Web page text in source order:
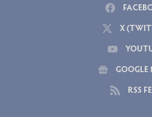
X
GOOGLE
RSS